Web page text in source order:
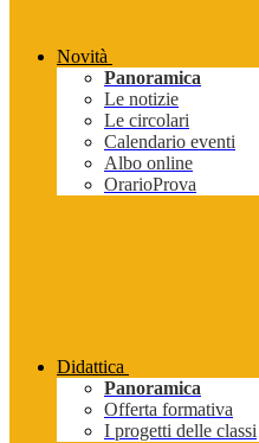
Novità
Panoramica
Le notizie
Le circolari
Calendario eventi
Albo online
OrarioProva
Didattica
Panoramica
Offerta formativa
I progetti delle classi